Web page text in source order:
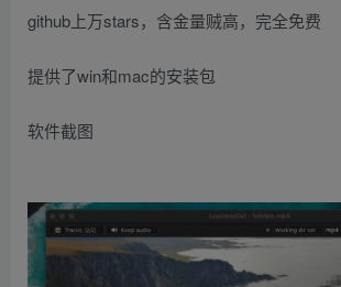
github上万stars，含金量贼高，完全免费
提供了win和mac的安装包
软件截图